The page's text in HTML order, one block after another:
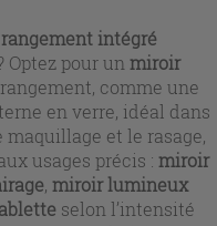
intégré
pour un miroir
comme une
en verre, idéal dans
et le rasage,
usages précis : miroir
, miroir lumineux
selon l’intensité